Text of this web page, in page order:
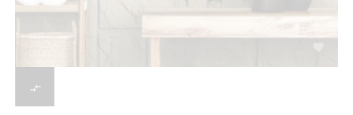
